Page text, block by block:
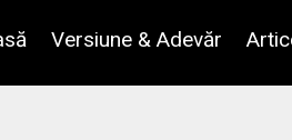
Versiune & Adevăr